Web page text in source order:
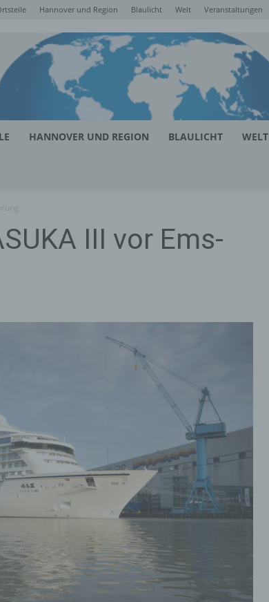
Hannover und Region Blaulicht Welt Veranstaltungen
HANNOVER UND REGION BLAULICHT WELT
III vor Ems-